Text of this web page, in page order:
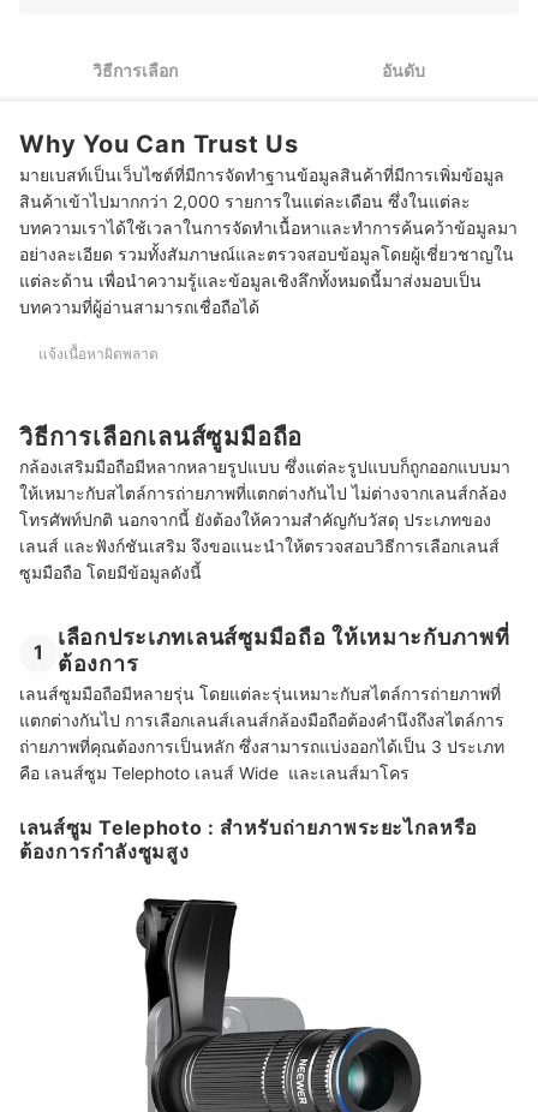
10 เลนส์ซูมมือถือ รุ่นไหนดี เลนส์เสริมกล้องมือถือ
เลนส์ซูมมือถือ ทำให้ถ่ายรูปจากกล้องมือถือได้ดีขึ้นไหม
เลนส์ซูมมือถือสามารถใช้กับมือถือทุกรุ่นได้หรือไม่
บทความที่เกี่ยวข้องกับเลนส์ซูมมือถือ
วิธีการเลือก อันดับ
Why You Can Trust Us
มายเบสท์เป็นเว็บไซต์ที่มีการจัดทำฐานข้อมูลสินค้าที่มีการเพิ่มข้อมูล
สินค้าเข้าไปมากกว่า 2,000 รายการในแต่ละเดือน ซึ่งในแต่ละ
บทความเราได้ใช้เวลาในการจัดทำเนื้อหาและทำการค้นคว้าข้อมูลมา
อย่างละเอียด รวมทั้งสัมภาษณ์และตรวจสอบข้อมูลโดยผู้เชี่ยวชาญใน
แต่ละด้าน เพื่อนำความรู้และข้อมูลเชิงลึกทั้งหมดนี้มาส่งมอบเป็น
บทความที่ผู้อ่านสามารถเชื่อถือได้
แจ้งเนื้อหาผิดพลาด
วิธีการเลือกเลนส์ซูมมือถือ
กล้องเสริมมือถือมีหลากหลายรูปแบบ ซึ่งแต่ละรูปแบบก็ถูกออกแบบมา
ให้เหมาะกับสไตล์การถ่ายภาพที่แตกต่างกันไป ไม่ต่างจากเลนส์กล้อง
โทรศัพท์ปกติ นอกจากนี้ ยังต้องให้ความสำคัญกับวัสดุ ประเภทของ
เลนส์ และฟังก์ชันเสริม จึงขอแนะนำให้ตรวจสอบวิธีการเลือกเลนส์
ซูมมือถือ โดยมีข้อมูลดังนี้
1
เลือกประเภทเลนส์ซูมมือถือ ให้เหมาะกับภาพที่
ต้องการ
เลนส์ซูมมือถือมีหลายรุ่น โดยแต่ละรุ่นเหมาะกับสไตล์การถ่ายภาพที่
แตกต่างกันไป การเลือกเลนส์เลนส์กล้องมือถือต้องคำนึงถึงสไตล์การ
ถ่ายภาพที่คุณต้องการเป็นหลัก ซึ่งสามารถแบ่งออกได้เป็น 3 ประเภท
คือ เลนส์ซูม Telephoto เลนส์ Wide และเลนส์มาโคร
เลนส์ซูม Telephoto : สำหรับถ่ายภาพระยะไกลหรือ
ต้องการกำลังซูมสูง